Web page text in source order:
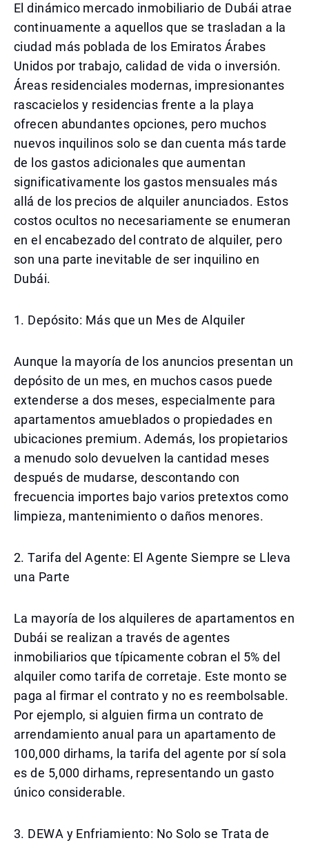
El dinámico mercado inmobiliario de Dubái atrae
continuamente a aquellos que se trasladan a la
ciudad más poblada de los Emiratos Árabes
Unidos por trabajo, calidad de vida o inversión.
Áreas residenciales modernas, impresionantes
rascacielos y residencias frente a la playa
ofrecen abundantes opciones, pero muchos
nuevos inquilinos solo se dan cuenta más tarde
de los gastos adicionales que aumentan
significativamente los gastos mensuales más
allá de los precios de alquiler anunciados. Estos
costos ocultos no necesariamente se enumeran
en el encabezado del contrato de alquiler, pero
son una parte inevitable de ser inquilino en
Dubái.
1. Depósito: Más que un Mes de Alquiler
Aunque la mayoría de los anuncios presentan un
depósito de un mes, en muchos casos puede
extenderse a dos meses, especialmente para
apartamentos amueblados o propiedades en
ubicaciones premium. Además, los propietarios
a menudo solo devuelven la cantidad meses
después de mudarse, descontando con
frecuencia importes bajo varios pretextos como
limpieza, mantenimiento o daños menores.
2. Tarifa del Agente: El Agente Siempre se Lleva
una Parte
La mayoría de los alquileres de apartamentos en
Dubái se realizan a través de agentes
inmobiliarios que típicamente cobran el 5% del
alquiler como tarifa de corretaje. Este monto se
paga al firmar el contrato y no es reembolsable.
Por ejemplo, si alguien firma un contrato de
arrendamiento anual para un apartamento de
100,000 dirhams, la tarifa del agente por sí sola
es de 5,000 dirhams, representando un gasto
único considerable.
3. DEWA y Enfriamiento: No Solo se Trata de